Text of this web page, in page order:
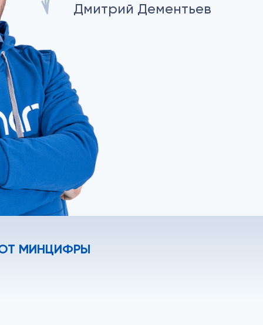
Дмитрий Дементьев
МИНЦИФРЫ